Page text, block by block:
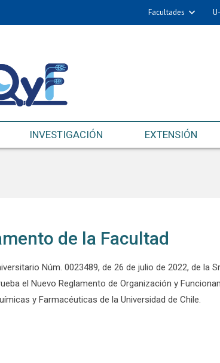
Facultades
INVESTIGACIÓN EXTENSIÓN
de la Facultad
Núm. 0023489, de 26 de julio de 2022, de la
el Nuevo Reglamento de Organización y
y Farmacéuticas de la Universidad de Chile.